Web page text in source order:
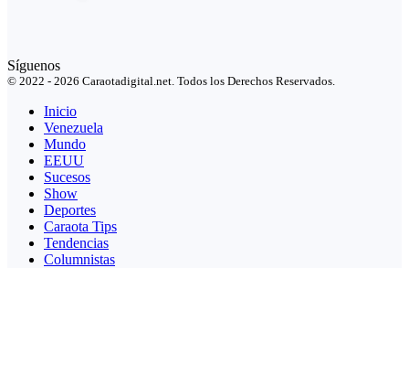
Síguenos
© 2022 - 2026 Caraotadigital.net. Todos los Derechos Reservados.
Inicio
Venezuela
Mundo
EEUU
Sucesos
Show
Deportes
Caraota Tips
Tendencias
Columnistas